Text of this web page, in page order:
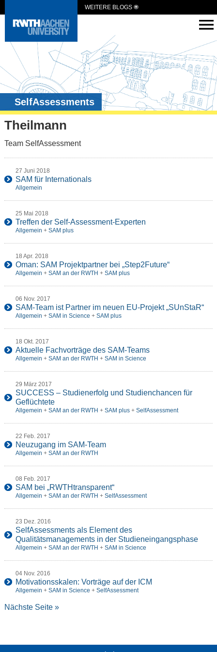
WEITERE BLOGS
SelfAssessments
Theilmann
Team SelfAssessment
27 Juni 2018
SAM für Internationals
Allgemein
25 Mai 2018
Treffen der Self-Assessment-Experten
Allgemein + SAM plus
18 Apr. 2018
Oman: SAM Projektpartner bei „Step2Future“
Allgemein + SAM an der RWTH + SAM plus
06 Nov. 2017
SAM-Team ist Partner im neuen EU-Projekt „SUnStaR“
Allgemein + SAM in Science + SAM plus
18 Okt. 2017
Aktuelle Fachvorträge des SAM-Teams
Allgemein + SAM an der RWTH + SAM in Science
29 März 2017
SUCCESS – Studienerfolg und Studienchancen für
Geflüchtete
Allgemein + SAM an der RWTH + SAM plus+ SelfAssessment
22 Feb. 2017
Neuzugang im SAM-Team
Allgemein + SAM an der RWTH
08 Feb. 2017
SAM bei „RWTHtransparent“
Allgemein + SAM an der RWTH + SelfAssessment
23 Dez. 2016
SelfAssessments als Element des
Qualitätsmanagements in der Studieneingangsphase
Allgemein + SAM an der RWTH + SAM in Science
04 Nov. 2016
Motivationsskalen: Vorträge auf der ICM
Allgemein + SAM in Science + SelfAssessment
Nächste Seite »